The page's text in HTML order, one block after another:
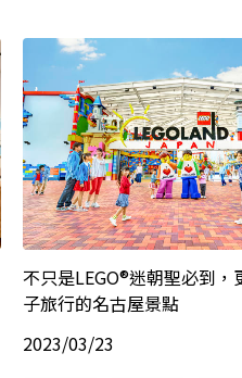
不只是LEGO®迷朝聖必到，
子旅行的名古屋景點
2023/03/23